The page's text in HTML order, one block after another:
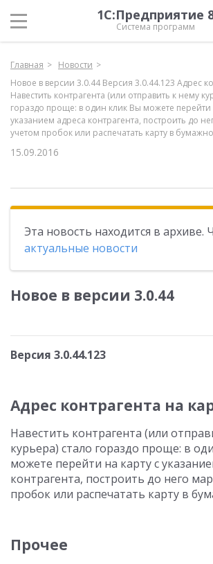
1С:Предприятие
Система программ
Главная
Новости
Новое в версии 3.0.44 Версия 3.0.44.123 Адрес
Навестить контрагента (или отправить к нему
гораздо проще: в один клик Вы можете перейти
указанием адреса контрагента, построить до
учетом пробок или распечатать карту в
15.09.2016
Эта новость находится в архиве.
актуальные новости
Новое в версии 3.0.44
Версия 3.0.44.123
Адрес контрагента на
Навестить контрагента (или
курьера) стало гораздо проще: в
можете перейти на карту с
контрагента, построить до него
пробок или распечатать карту в
Прочее